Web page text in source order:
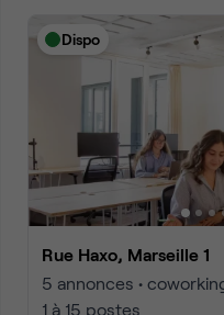
Dispo
Rue Haxo, Marseille 1
5 annonces •
1 à 15 postes